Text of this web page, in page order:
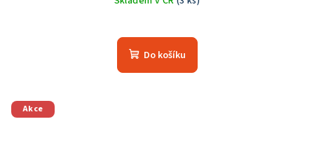
Do košíku
Akce